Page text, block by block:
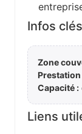
Infos clés
Zone
Prestation
Capacité :
Liens